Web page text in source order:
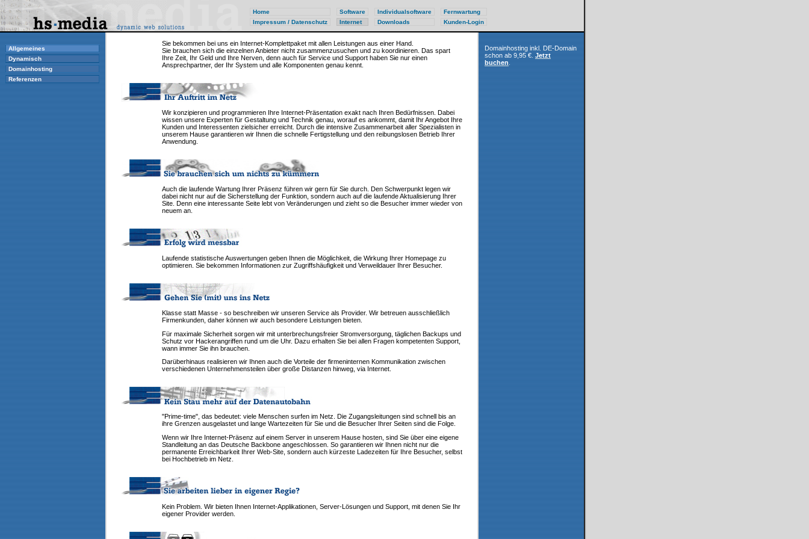
Home Software Individualsoftware
Fernwartung
Impressum / Datenschutz
Internet Downloads Kunden-Login
Allgemeines
Dynamisch
Domainhosting
Referenzen
Sie bekommen bei uns ein Internet-Komplettpaket mit allen Leistungen aus einer Hand.
Sie brauchen sich die einzelnen Anbieter nicht zusammenzusuchen und zu koordinieren. Das spart
Ihre Zeit, Ihr Geld und Ihre Nerven, denn auch für Service und Support haben Sie nur einen
Ansprechpartner, der Ihr System und alle Komponenten genau kennt.
Wir konzipieren und programmieren Ihre Internet-Präsentation exakt nach Ihren Bedürfnissen. Dabei
wissen unsere Experten für Gestaltung und Technik genau, worauf es ankommt, damit Ihr Angebot Ihre
Kunden und Interessenten zielsicher erreicht. Durch die intensive Zusammenarbeit aller Spezialisten in
unserem Hause garantieren wir Ihnen die schnelle Fertigstellung und den reibungslosen Betrieb Ihrer
Anwendung.
Auch die laufende Wartung Ihrer Präsenz führen wir gern für Sie durch. Den Schwerpunkt legen wir
dabei nicht nur auf die Sicherstellung der Funktion, sondern auch auf die laufende Aktualisierung Ihrer
Site. Denn eine interessante Seite lebt von Veränderungen und zieht so die Besucher immer wieder von
neuem an.
Laufende statistische Auswertungen geben Ihnen die Möglichkeit, die Wirkung Ihrer Homepage zu
optimieren. Sie bekommen Informationen zur Zugriffshäufigkeit und Verweildauer Ihrer Besucher.
Klasse statt Masse - so beschreiben wir unseren Service als Provider. Wir betreuen ausschließlich
Firmenkunden, daher können wir auch besondere Leistungen bieten.
Für maximale Sicherheit sorgen wir mit unterbrechungsfreier Stromversorgung, täglichen Backups und
Schutz vor Hackerangriffen rund um die Uhr. Dazu erhalten Sie bei allen Fragen kompetenten Support,
wann immer Sie ihn brauchen.
Darüberhinaus realisieren wir Ihnen auch die Vorteile der firmeninternen Kommunikation zwischen
verschiedenen Unternehmensteilen über große Distanzen hinweg, via Internet.
"Prime-time", das bedeutet: viele Menschen surfen im Netz. Die Zugangsleitungen sind schnell bis an
ihre Grenzen ausgelastet und lange Wartezeiten für Sie und die Besucher Ihrer Seiten sind die Folge.
Wenn wir Ihre Internet-Präsenz auf einem Server in unserem Hause hosten, sind Sie über eine eigene
Standleitung an das Deutsche Backbone angeschlossen. So garantieren wir Ihnen nicht nur die
permanente Erreichbarkeit Ihrer Web-Site, sondern auch kürzeste Ladezeiten für Ihre Besucher, selbst
bei Hochbetrieb im Netz.
Kein Problem. Wir bieten Ihnen Internet-Applikationen, Server-Lösungen und Support, mit denen Sie Ihr
eigener Provider werden.
Domainhosting inkl. DE-Domain
schon ab 9,95 €.Jetzt
buchen.